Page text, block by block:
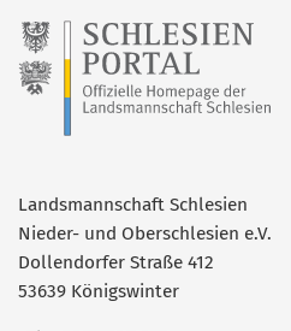
Landsmannschaft Schlesien
Nieder- und Oberschlesien e.V.
Dollendorfer Straße 412
53639 Königswinter